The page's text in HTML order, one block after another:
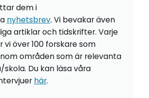
dem i
nyhetsbrev. Vi bevakar även
artiklar och tidskrifter. Varje
vi över 100 forskare som
områden som är relevanta
Du kan läsa våra
här.